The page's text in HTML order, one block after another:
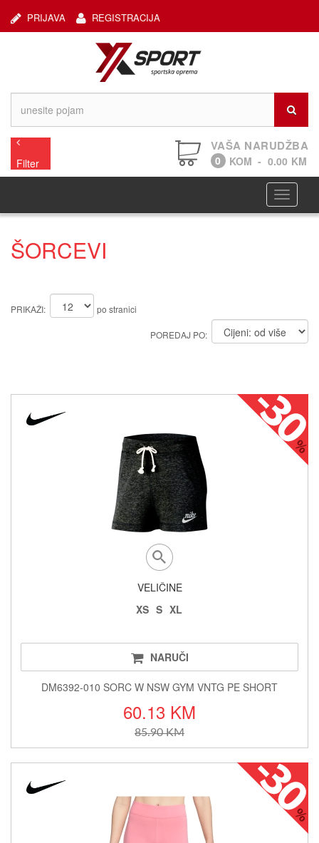
REGISTRACIJA
PRIJAVA
Filter
VAŠA NARUDŽBA
0 KOM - 0.00 KM
ŠORCEVI
PRIKAŽI: po stranici
POREDAJ PO:
VELIČINE
XS S XL
NARUČI
DM6392-010 SORC W NSW GYM VNTG PE SHORT
60.13 KM
85.90 KM